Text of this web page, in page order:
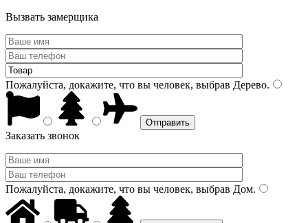
Вызвать замерщика
Пожалуйста, докажите, что вы человек, выбрав Дерево.
Заказать звонок
Пожалуйста, докажите, что вы человек, выбрав Дом.